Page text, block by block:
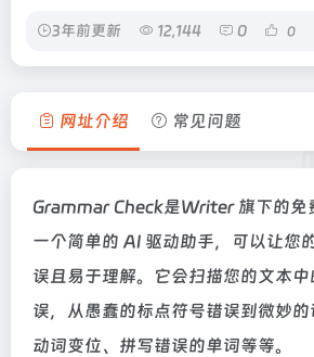
3年前更新 12,144 0 0
网址介绍 常见问题
Grammar Check是Writer 旗下的免
一个简单的 AI 驱动助手，可以让您
误且易于理解。它会扫描您的文本
误，从愚蠢的标点符号错误到微妙
动词变位、拼写错误的单词等等。